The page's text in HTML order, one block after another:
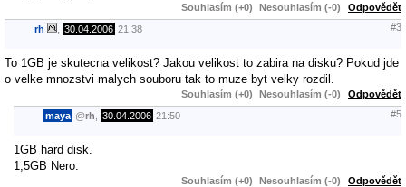
Souhlasím (+0) Nesouhlasím (-0) Odpovědět
rh 30.04.2006 21:38 #3
To 1GB je skutecna velikost? Jakou velikost to zabira na disku? Pokud jde
o velke mnozstvi malych souboru tak to muze byt velky rozdil.
Souhlasím (+0) Nesouhlasím (-0) Odpovědět
maya @rh 30.04.2006 21:50 #5
1GB hard disk.
1,5GB Nero.
Souhlasím (+0) Nesouhlasím (-0) Odpovědět